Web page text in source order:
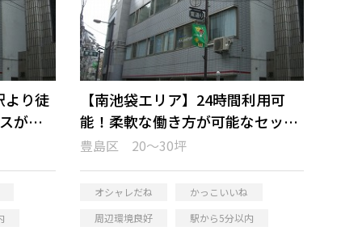
より徒
が可
【南池袋エリア】24時間利用可
能！柔軟な働き方が可能なセット
アップオフィス
豊島区 20～30坪
オシャレだね
かっこいいね
周辺環境良好
駅から5分以内